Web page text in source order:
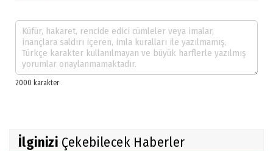
İlginizi Çekebilecek Haberler